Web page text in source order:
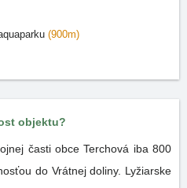
(900m)
objektu?
časti obce Terchová iba 800
do Vrátnej doliny. Lyžiarske